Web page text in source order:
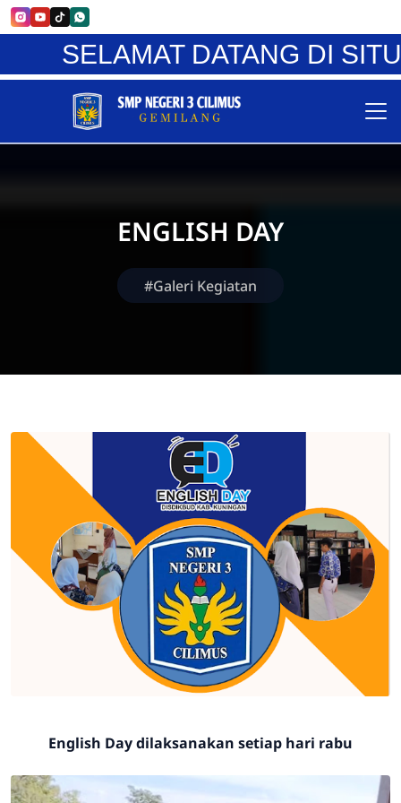
DATANG DI SITUS
ENGLISH DAY
#Galeri Kegiatan
English Day dilaksanakan setiap hari rabu